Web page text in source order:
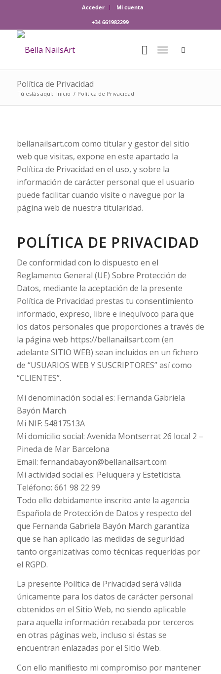
Acceder
Mi cuenta
+34 661982299
Política de Privacidad
Tú estás aquí: Inicio / Política de Privacidad
bellanailsart.com como titular y gestor del sitio
web que visitas, expone en este apartado la
Política de Privacidad en el uso, y sobre la
información de carácter personal que el usuario
puede facilitar cuando visite o navegue por la
página web de nuestra titularidad.
POLÍTICA DE PRIVACIDAD
De conformidad con lo dispuesto en el
Reglamento General (UE) Sobre Protección de
Datos, mediante la aceptación de la presente
Política de Privacidad prestas tu consentimiento
informado, expreso, libre e inequívoco para que
los datos personales que proporciones a través de
la página web https://bellanailsart.com (en
adelante SITIO WEB) sean incluidos en un fichero
de “USUARIOS WEB Y SUSCRIPTORES” así como
“CLIENTES”.
Mi denominación social es: Fernanda Gabriela
Bayón March
Mi NIF: 54817513A
Mi domicilio social: Avenida Montserrat 26 local 2 –
Pineda de Mar Barcelona
Email: fernandabayon@bellanailsart.com
Mi actividad social es: Peluquera y Esteticista.
Teléfono: 661 98 22 99
Todo ello debidamente inscrito ante la agencia
Española de Protección de Datos y respecto del
que Fernanda Gabriela Bayón March garantiza
que se han aplicado las medidas de seguridad
tanto organizativas como técnicas requeridas por
el RGPD.
La presente Política de Privacidad será válida
únicamente para los datos de carácter personal
obtenidos en el Sitio Web, no siendo aplicable
para aquella información recabada por terceros
en otras páginas web, incluso si éstas se
encuentran enlazadas por el Sitio Web.
Con ello manifiesto mi compromiso por mantener